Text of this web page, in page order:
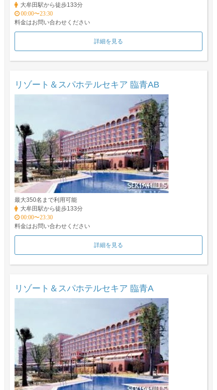
大牟田駅から徒歩133分
00:00〜23:30
料金はお問い合わせください
詳細を見る
リゾート＆スパホテルセキア 臨青AB
最大350名まで利用可能
大牟田駅から徒歩133分
00:00〜23:30
料金はお問い合わせください
詳細を見る
リゾート＆スパホテルセキア 臨青A